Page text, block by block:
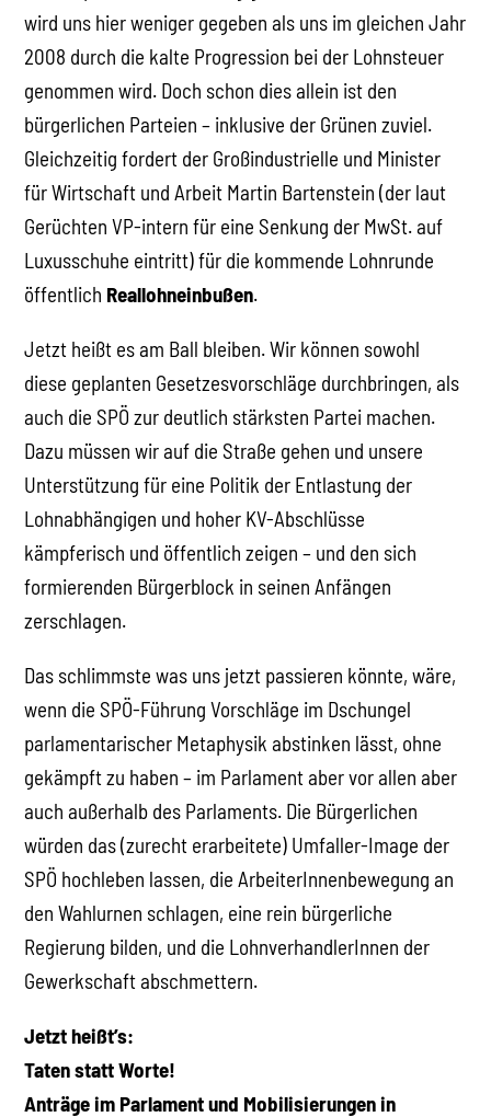
wird uns hier weniger gegeben als uns im gleichen Jahr
2008 durch die kalte Progression bei der Lohnsteuer
genommen wird. Doch schon dies allein ist den
bürgerlichen Parteien – inklusive der Grünen zuviel.
Gleichzeitig fordert der Großindustrielle und Minister
für Wirtschaft und Arbeit Martin Bartenstein (der laut
Gerüchten VP-intern für eine Senkung der MwSt. auf
Luxusschuhe eintritt) für die kommende Lohnrunde
öffentlich Reallohneinbußen.
Jetzt heißt es am Ball bleiben. Wir können sowohl
diese geplanten Gesetzesvorschläge durchbringen, als
auch die SPÖ zur deutlich stärksten Partei machen.
Dazu müssen wir auf die Straße gehen und unsere
Unterstützung für eine Politik der Entlastung der
Lohnabhängigen und hoher KV-Abschlüsse
kämpferisch und öffentlich zeigen – und den sich
formierenden Bürgerblock in seinen Anfängen
zerschlagen.
Das schlimmste was uns jetzt passieren könnte, wäre,
wenn die SPÖ-Führung Vorschläge im Dschungel
parlamentarischer Metaphysik abstinken lässt, ohne
gekämpft zu haben – im Parlament aber vor allen aber
auch außerhalb des Parlaments. Die Bürgerlichen
würden das (zurecht erarbeitete) Umfaller-Image der
SPÖ hochleben lassen, die ArbeiterInnenbewegung an
den Wahlurnen schlagen, eine rein bürgerliche
Regierung bilden, und die LohnverhandlerInnen der
Gewerkschaft abschmettern.
Jetzt heißt’s:
Taten statt Worte!
Anträge im Parlament und Mobilisierungen in